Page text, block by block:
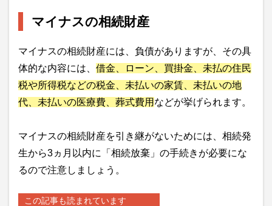
マイナスの相続財産
マイナスの相続財産には、負債がありますが、その具
体的な内容には、 借金、ローン、買掛金、未払の住民
税や所得税などの税金、未払いの家賃、未払いの地
代、未払いの医療費、葬式費用 などが挙げられます。
マイナスの相続財産を引き継がないためには、相続発
生から3ヵ月以内に「相続放棄」の手続きが必要にな
るので注意しましょう。
この記事も読まれています